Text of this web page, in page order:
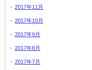
2017年11月
2017年10月
2017年9月
2017年8月
2017年7月